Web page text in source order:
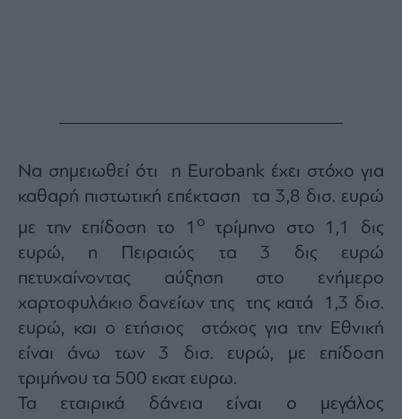
Εγγραφείτε
Newsletter
mononews.gr
By
submitting
your
email,
you
agree
Να σημειωθεί ότι η Eurobank έχει στόχο για
καθαρή πιστωτική επέκταση τα 3,8 δισ. ευρώ
με την επίδοση το 1 ο
τρίμηνο στο 1,1 δις
ευρώ, η Πειραιώς τα 3 δις ευρώ
πετυχαίνοντας αύξηση στο ενήμερο
χαρτοφυλάκιο δανείων της της κατά 1,3 δισ.
ευρώ, και ο ετήσιος στόχος για την Εθνική
είναι άνω των 3 δισ. ευρώ, με επίδοση
τριμήνου τα 500 εκατ ευρω.
Τα εταιρικά δάνεια είναι ο μεγάλος